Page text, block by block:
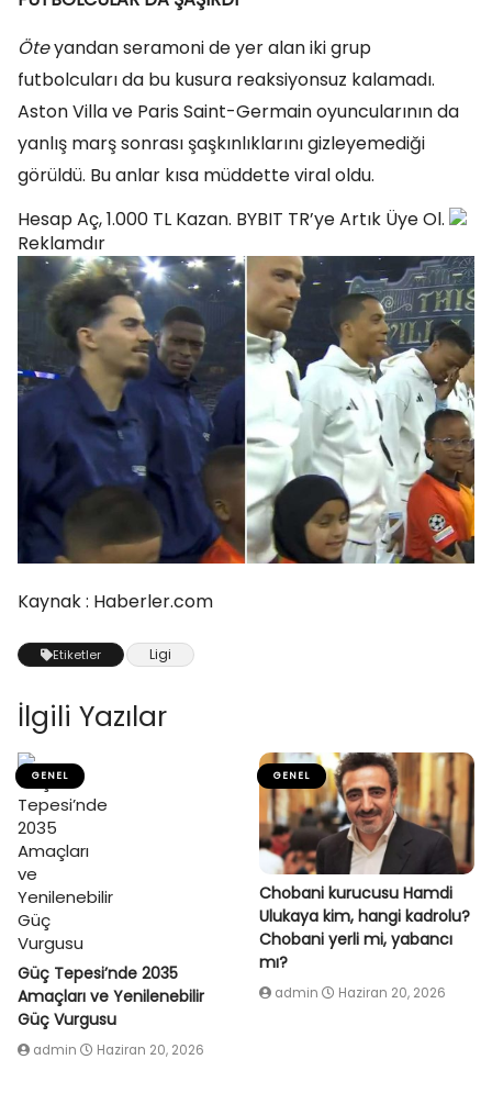
Öteyandan seramoni de yer alan iki grup
futbolcuları da bu kusura reaksiyonsuz kalamadı.
Aston Villa ve Paris Saint-Germain oyuncularının da
yanlış marş sonrası şaşkınlıklarını gizleyemediği
görüldü. Bu anlar kısa müddette viral oldu.
Hesap Aç, 1.000 TL Kazan. BYBIT TR’ye Artık Üye Ol.
Reklamdır
Kaynak : Haberler.com
Etiketler Ligi
İlgili Yazılar
GENEL
Güç Tepesi’nde 2035
Amaçları ve Yenilenebilir
Güç Vurgusu
admin Haziran 20, 2026
GENEL
Chobani kurucusu Hamdi
Ulukaya kim, hangi kadrolu?
Chobani yerli mi, yabancı
mı?
admin Haziran 20, 2026